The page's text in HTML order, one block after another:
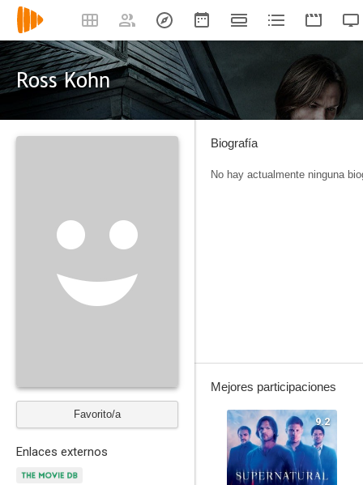
Ross Kohn
Favorito/a
Enlaces externos
Biografía
No hay actualmente ninguna
Mejores participaciones
9.2